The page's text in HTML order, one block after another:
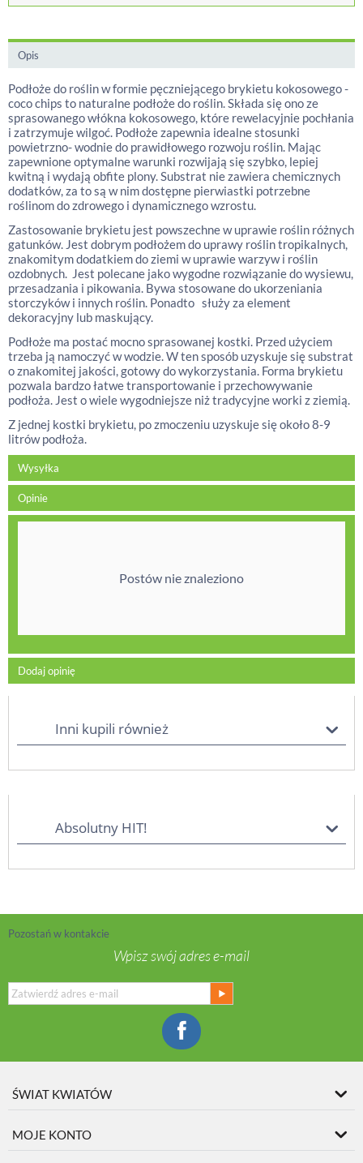
Opis
Podłoże do roślin w formie pęczniejącego brykietu kokosowego -
coco chips to naturalne podłoże do roślin. Składa się ono ze
sprasowanego włókna kokosowego, które rewelacyjnie pochłania
i zatrzymuje wilgoć. Podłoże zapewnia idealne stosunki
powietrzno- wodnie do prawidłowego rozwoju roślin. Mając
zapewnione optymalne warunki rozwijają się szybko, lepiej
kwitną i wydają obfite plony. Substrat nie zawiera chemicznych
dodatków, za to są w nim dostępne pierwiastki potrzebne
roślinom do zdrowego i dynamicznego wzrostu.
Zastosowanie brykietu jest powszechne w uprawie roślin różnych
gatunków. Jest dobrym podłożem do uprawy roślin tropikalnych,
znakomitym dodatkiem do ziemi w uprawie warzyw i roślin
ozdobnych. Jest polecane jako wygodne rozwiązanie do wysiewu,
przesadzania i pikowania. Bywa stosowane do ukorzeniania
storczyków i innych roślin. Ponadto służy za element
dekoracyjny lub maskujący.
Podłoże ma postać mocno sprasowanej kostki. Przed użyciem
trzeba ją namoczyć w wodzie. W ten sposób uzyskuje się substrat
o znakomitej jakości, gotowy do wykorzystania. Forma brykietu
pozwala bardzo łatwe transportowanie i przechowywanie
podłoża. Jest o wiele wygodniejsze niż tradycyjne worki z ziemią.
Z jednej kostki brykietu, po zmoczeniu uzyskuje się około 8-9
litrów podłoża.
Wysyłka
Opinie
Postów nie znaleziono
Dodaj opinię
Inni kupili również
Absolutny HIT!
Pozostań w kontakcie
Wpisz swój adres e-mail
ŚWIAT KWIATÓW
MOJE KONTO